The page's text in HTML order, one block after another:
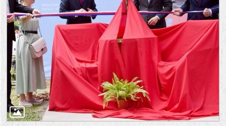
安
全
政
策
RSS
聯
絡
我
們
（陳